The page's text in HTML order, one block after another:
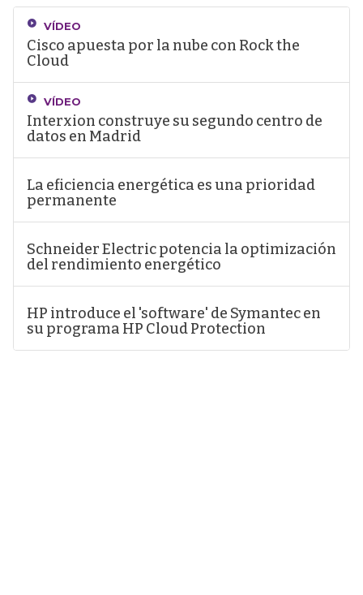
VÍDEO
Cisco apuesta por la nube con Rock the
Cloud
VÍDEO
Interxion construye su segundo centro de
datos en Madrid
La eficiencia energética es una prioridad
permanente
Schneider Electric potencia la optimización
del rendimiento energético
HP introduce el 'software' de Symantec en
su programa HP Cloud Protection